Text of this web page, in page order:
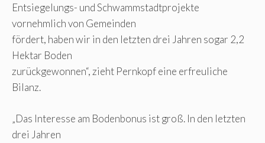
Entsiegelungs- und Schwammstadtprojekte
vornehmlich von Gemeinden
fördert, haben wir in den letzten drei Jahren sogar 2,2
Hektar Boden
zurückgewonnen“, zieht Pernkopf eine erfreuliche
Bilanz.
„Das Interesse am Bodenbonus ist groß. In den letzten
drei Jahren